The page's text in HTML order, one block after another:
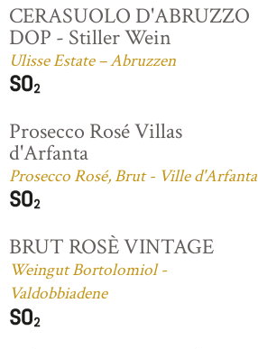
CERASUOLO D'ABRUZZO
DOP - Stiller Wein
Ulisse Estate – Abruzzen
Prosecco Rosé Villas
d'Arfanta
Prosecco Rosé, Brut - Ville d'Arfanta
BRUT ROSÈ VINTAGE
Weingut Bortolomiol -
Valdobbiadene